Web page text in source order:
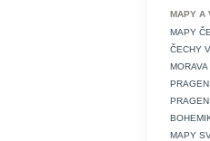
MAPY A
MAPY
ČECHY
MAPY